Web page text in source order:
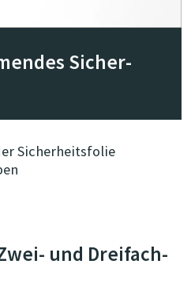
Sicher­
Sicherheitsfolie
und Dreifach-